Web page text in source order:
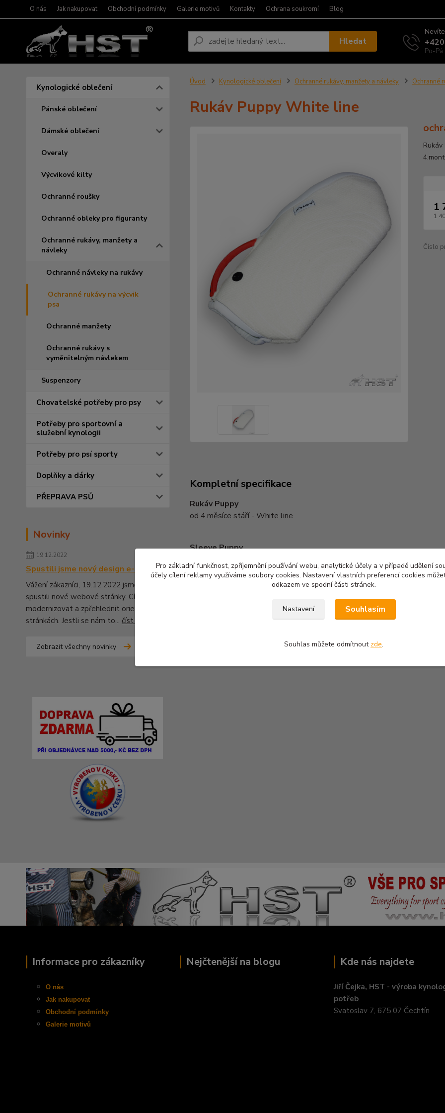
O nás Jak nakupovat Obchodní podmínky Galerie motivů Kontakty Ochrana soukromí Blog
Hledat
Po-
Kynologické oblečení
Pánské oblečení
Dámské oblečení
Overaly
Výcvikové kilty
Ochranné roušky
Ochranné obleky pro figuranty
Ochranné rukávy, manžety a
návleky
Ochranné návleky na rukávy
Ochranné rukávy na výcvik
psa
Ochranné manžety
Ochranné rukávy s
vyměnitelným návlekem
Suspenzory
Chovatelské potřeby pro psy
Potřeby pro sportovní a
služební kynologii
Potřeby pro psí sporty
Doplňky a dárky
PŘEPRAVA PSŮ
Novinky
19.12.2022
Spustili jsme nový design e-shopu
Vážení zákazníci, 19.12.2022 jsme pro Vás
spustili nové webové stránky. Cílem bylo
modernizovat a zpřehlednit orientaci na
stránkách. Jestli se nám to... číst celé
Zobrazit všechny novinky
Úvod Kynologické oblečení Ochranné rukávy, manžety a návleky Ochranné
Rukáv Puppy White line
1
1
Číslo
Kompletní specifikace
Rukáv Puppy
od 4.měsíce stáří - White line
Sleeve Puppy
Zboží zařazeno v kategoriích
Ochranné rukávy, manžety
Informace pro zákazníky
O nás
Jak nakupovat
Obchodní podmínky
Galerie motivů
Nejčtenější na blogu Kde nás najdete
Jiří Čejka, HST - výroba
potřeb
Svatoslav 7, 675 07 Čechtín
Pro základní funkčnost, zpříjemnění používání webu, analytické účely a v případě udělení
účely cílení reklamy využíváme soubory cookies. Nastavení vlastních preferencí cookies
odkazem ve spodní části stránek.
Nastavení Souhlasím
Souhlas můžete odmítnout zde.